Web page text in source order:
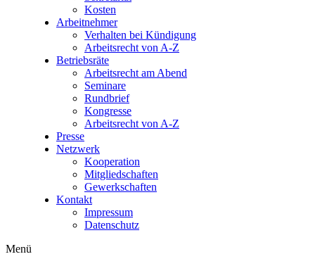
Kosten
Arbeitnehmer
Verhalten bei Kündigung
Arbeitsrecht von A-Z
Betriebsräte
Arbeitsrecht am Abend
Seminare
Rundbrief
Kongresse
Arbeitsrecht von A-Z
Presse
Netzwerk
Kooperation
Mitgliedschaften
Gewerkschaften
Kontakt
Impressum
Datenschutz
Menü